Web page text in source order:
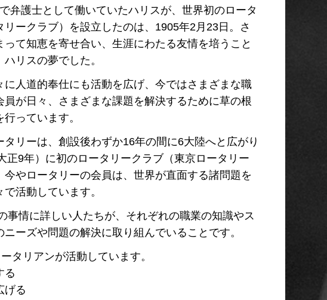
弁護士として働いていたハリスが、世界初のロータ
リークラブ）を設立したのは、1905年2月23日。さ
て知恵を寄せ合い、生涯にわたる友情を培うこと
リスの夢でした。
人道的奉仕にも活動を広げ、今ではさまざまな職
が日々、さまざまな課題を解決するために草の根
っています。
リーは、創設後わずか16年の間に6大陸へと広がり
正9年）に初のロータリークラブ（東京ロータリー
やロータリーの会員は、世界が直面する諸問題を
活動しています。
事情に詳しい人たちが、それぞれの職業の知識やス
ーズや問題の解決に取り組んでいることです。
タリアンが活動しています。
る
げる